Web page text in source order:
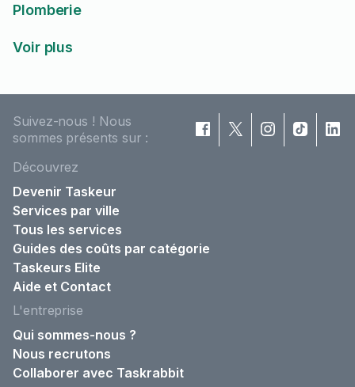
Plomberie
Voir plus
Suivez-nous ! Nous
sommes présents sur :
Découvrez
Devenir Taskeur
Services par ville
Tous les services
Guides des coûts par catégorie
Taskeurs Elite
Aide et Contact
L'entreprise
Qui sommes-nous ?
Nous recrutons
Collaborer avec Taskrabbit